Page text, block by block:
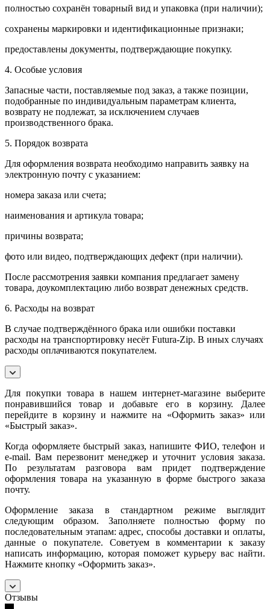
полностью сохранён товарный вид и упаковка (при наличии);
сохранены маркировки и идентификационные признаки;
предоставлены документы, подтверждающие покупку.
4. Особые условия
Запасные части, поставляемые под заказ, а также позиции,
подобранные по индивидуальным параметрам клиента,
возврату не подлежат, за исключением случаев
производственного брака.
5. Порядок возврата
Для оформления возврата необходимо направить заявку на
электронную почту с указанием:
номера заказа или счета;
наименования и артикула товара;
причины возврата;
фото или видео, подтверждающих дефект (при наличии).
После рассмотрения заявки компания предлагает замену
товара, доукомплектацию либо возврат денежных средств.
6. Расходы на возврат
В случае подтверждённого брака или ошибки поставки
расходы на транспортировку несёт Futura-Zip. В иных случаях
расходы оплачиваются покупателем.
Для покупки товара в нашем интернет-магазине выберите
понравившийся товар и добавьте его в корзину. Далее
перейдите в корзину и нажмите на «Оформить заказ» или
«Быстрый заказ».
Когда оформляете быстрый заказ, напишите ФИО, телефон и
e-mail. Вам перезвонит менеджер и уточнит условия заказа.
По результатам разговора вам придет подтверждение
оформления товара на указанную в форме быстрого заказа
почту.
Оформление заказа в стандартном режиме выглядит
следующим образом. Заполняете полностью форму по
последовательным этапам: адрес, способы доставки и оплаты,
данные о покупателе. Советуем в комментарии к заказу
написать информацию, которая поможет курьеру вас найти.
Нажмите кнопку «Оформить заказ».
Отзывы